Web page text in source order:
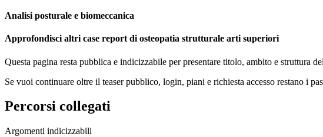
Analisi posturale e biomeccanica
Approfondisci altri case report di osteopatia strutturale arti superiori
Questa pagina resta pubblica e indicizzabile per presentare titolo, ambito e struttura
Se vuoi continuare oltre il teaser pubblico, login, piani e richiesta accesso restano i
Percorsi collegati
Argomenti indicizzabili